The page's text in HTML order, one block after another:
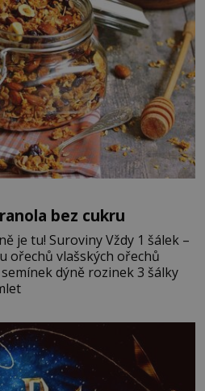
bez cukru
1 šálek –
ořechů vlašských ořechů
dýně rozinek 3 šálky